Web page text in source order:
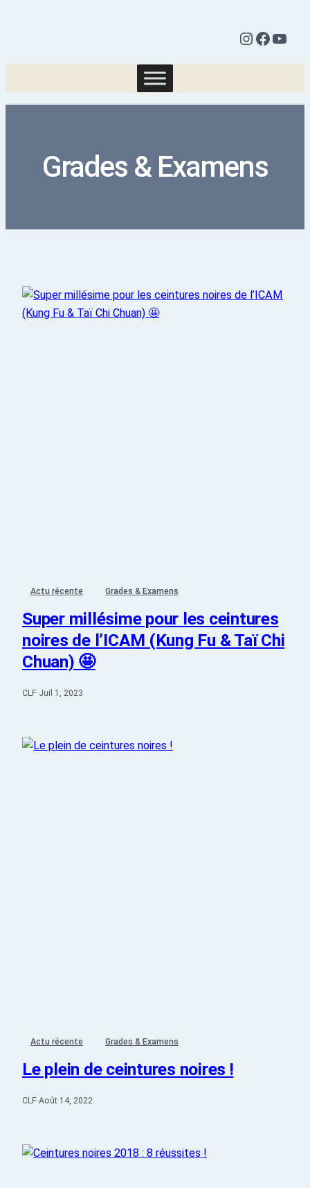
Grades & Examens
Actu récente Grades & Examens
Super millésime pour les ceintures
noires de l’ICAM (Kung Fu & Taï Chi
Chuan) 🤩
CLF·Juil 1, 2023
Actu récente Grades & Examens
Le plein de ceintures noires !
CLF·Août 14, 2022